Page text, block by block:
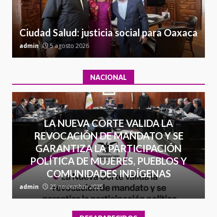
7
26 junio 2026
Ciudad Salud: justicia social para Oaxaca
admin 5 agosto 2026
NACIONAL
LA NUEVA CORTE VALIDA LA
REVOCACIÓN DE MANDATO Y SE
GARANTIZA LA PARTICIPACIÓN
POLÍTICA DE MUJERES, PUEBLOS Y
COMUNIDADES INDÍGENAS
admin 25 noviembre 2025